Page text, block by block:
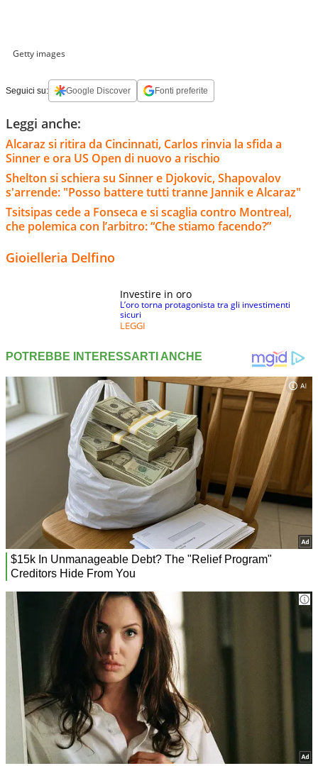
Getty images
Seguici su: Google Discover Fonti preferite
Leggi anche:
Alcaraz si ritira da Cincinnati, Carlos rinvia la sfida a
Sinner e ora US Open di nuovo a rischio
Shelton si schiera su Sinner e Djokovic, Shapovalov
s'arrende: "Posso battere tutti tranne Jannik e Alcaraz"
Tsitsipas cede a Fonseca e si scaglia contro Montreal,
che polemica con l’arbitro: “Che stiamo facendo?”
Gioielleria Delfino
Investire in oro
L’oro torna protagonista tra gli investimenti
sicuri
LEGGI